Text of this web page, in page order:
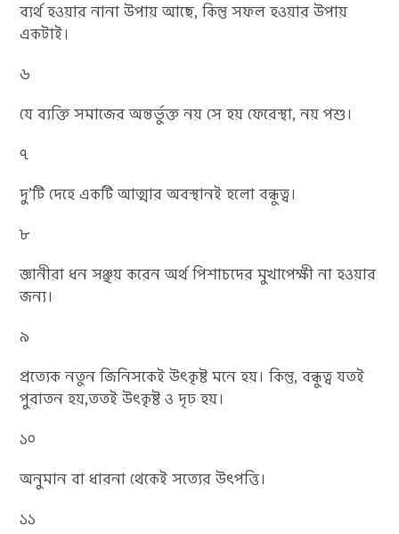
ব্যর্থ হওয়ার নানা উপায় আছে, কিন্তু সফল হওয়ার উপায়
একটাই।
৬
যে ব্যক্তি সমাজের অন্তর্ভুক্ত নয় সে হয় ফেরেস্থা, নয় পশু।
৭
দু’টি দেহে একটি আত্মার অবস্থানই হলো বন্ধুত্ব।
৮
জ্ঞানীরা ধন সঞ্ছয় করেন অর্থ পিশাচদের মুখাপেক্ষী না হওয়ার
জন্য।
৯
প্রত্যেক নতুন জিনিসকেই উৎকৃষ্ট মনে হয়। কিন্তু, বন্ধুত্ব যতই
পুরাতন হয়,ততই উৎকৃষ্ট ও দৃঢ় হয়।
১০
অনুমান বা ধারনা থেকেই সত্যের উৎপত্তি।
১১